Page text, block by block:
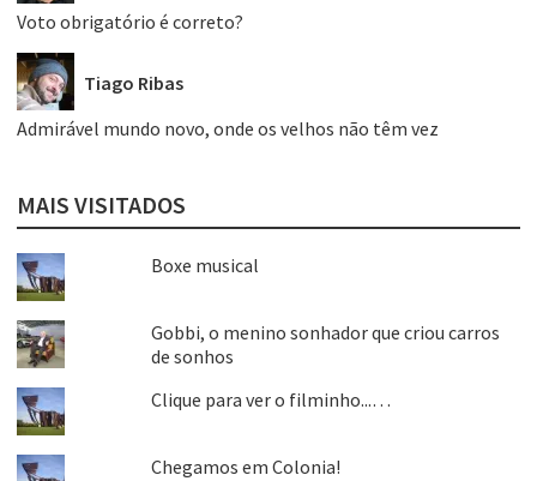
Voto obrigatório é correto?
Tiago Ribas
Admirável mundo novo, onde os velhos não têm vez
MAIS VISITADOS
Boxe musical
Gobbi, o menino sonhador que criou carros
de sonhos
Clique para ver o filminho...…
Chegamos em Colonia!